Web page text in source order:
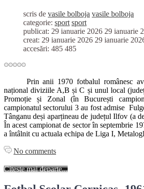
scris de vasile bolboja vasile bolboja
categorie: sport sport
publicat: 29 ianuarie 2026 29 ianuarie
creat: 29 ianuarie 2026 29 ianuarie
accesări: 485 485
Prin anii 1970 fotbalul românesc
național diviziile A,B și C și unul local
Promoție și Zonal (în București
campionatul sectorului 3 au fost admise
Tânganu deși aparțineau de județul Ilfov (a
În acest campionat de sector în septembrie
a întâlnit cu actuala echipa de Liga I,
No comments
Citește mai departe...